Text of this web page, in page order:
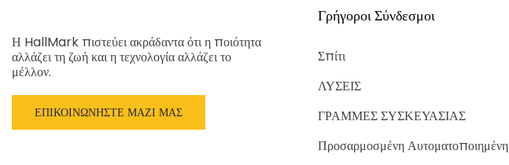
Η HallMark πιστεύει ακράδαντα ότι η ποιότητα
αλλάζει τη ζωή και η τεχνολογία αλλάζει το
μέλλον.
ΕΠΙΚΟΙΝΩΝΉΣΤΕ ΜΑΖΊ ΜΑΣ
Γρήγοροι Σύνδεσμοι
Σπίτι
ΛΥΣΕΙΣ
ΓΡΑΜΜΕΣ ΣΥΣΚΕΥΑΣΙΑΣ
Προσαρμοσμένη Αυτοματοποιημένη